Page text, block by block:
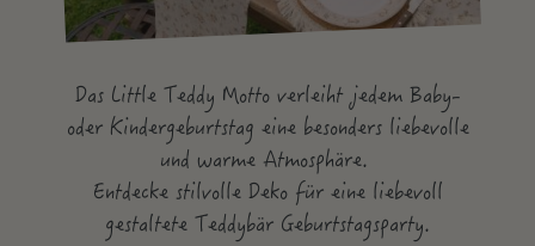
Das Little Teddy Motto verleiht jedem Baby-
oder Kindergeburtstag eine besonders liebevolle
und warme Atmosphäre.
Entdecke stilvolle Deko für eine liebevoll
gestaltete Teddybär Geburtstagsparty.